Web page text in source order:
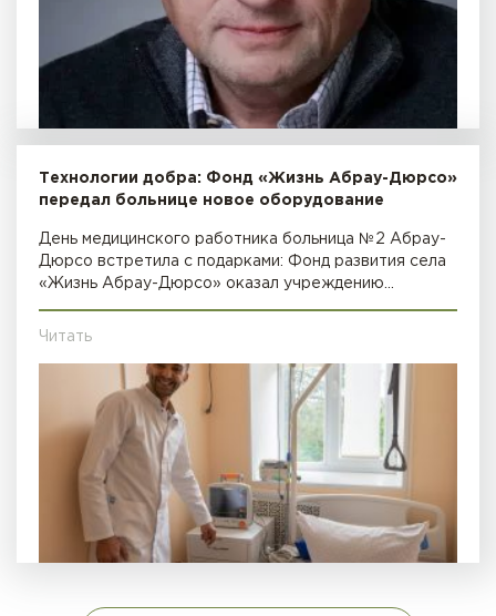
Технологии добра: Фонд «Жизнь Абрау-Дюрсо»
передал больнице новое оборудование
День медицинского работника больница №2 Абрау-
Дюрсо встретила с подарками: Фонд развития села
«Жизнь Абрау-Дюрсо» оказал учреждению…
Читать